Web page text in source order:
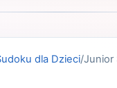
dla Dzieci/Junior